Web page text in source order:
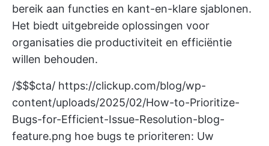
bereik aan functies en kant-en-klare sjablonen.
Het biedt uitgebreide oplossingen voor
organisaties die productiviteit en efficiëntie
willen behouden.
/$$$cta/ https://clickup.com/blog/wp-
content/uploads/2025/02/How-to-Prioritize-
Bugs-for-Efficient-Issue-Resolution-blog-
feature.png hoe bugs te prioriteren: Uw